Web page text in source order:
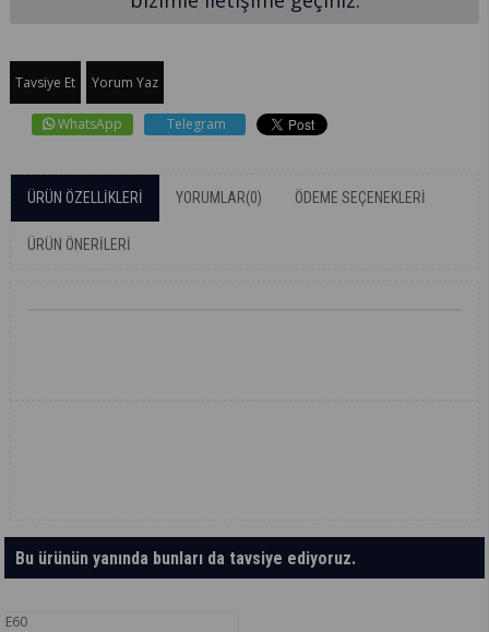
Tavsiye Et Yorum Yaz
WhatsApp Telegram
ÜRÜN ÖZELLIKLERI YORUMLAR(0) ÖDEME SEÇENEKLERI
ÜRÜN ÖNERILERI
Bu ürünün yanında bunları da tavsiye ediyoruz.
E60